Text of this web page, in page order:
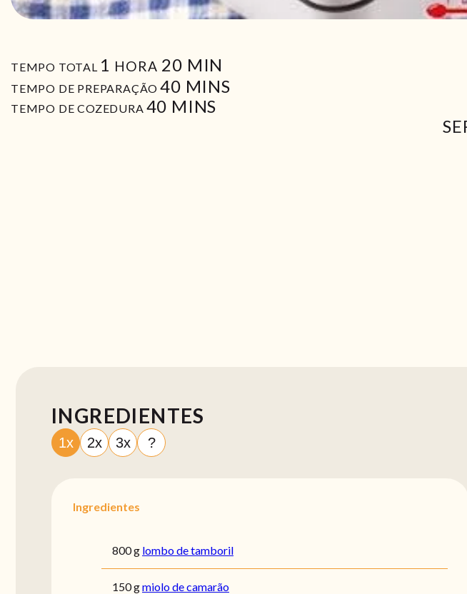
TEMPO TOTAL 1 HORA
HORA 20 MIN
MIN
TEMPO DE PREPARAÇÃO 40MIN
MINS
TEMPO DE COZEDURA 40 MIN
MINS
INGREDIENTES
1x 2x 3x ?
Ingredientes
800 g lombo de tamboril
150 gmiolo de camarão